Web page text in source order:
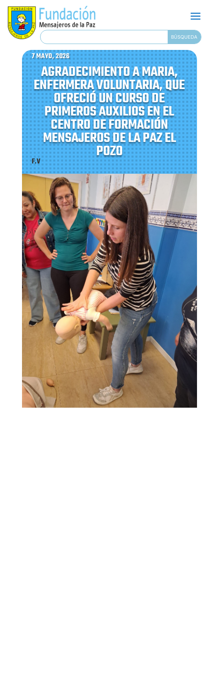
7 MAYO, 2026
AGRADECIMIENTO A MARIA,
ENFERMERA VOLUNTARIA, QUE
OFRECIÓ UN CURSO DE
PRIMEROS AUXILIOS EN EL
CENTRO DE FORMACIÓN
MENSAJEROS DE LA PAZ EL
POZO
F.V